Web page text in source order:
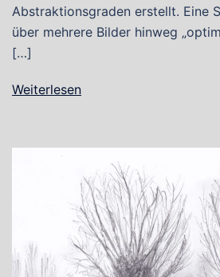
Abstraktionsgraden erstellt. Eine
über mehrere Bilder hinweg
[…]
Weiterlesen